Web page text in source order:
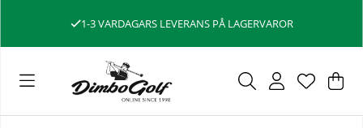
1-3 VARDAGARS LEVERANS PÅ LAGERVAROR
.